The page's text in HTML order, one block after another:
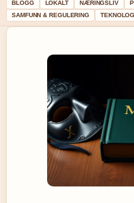
BLOGG LOKALT NÆRINGSLIV
SAMFUNN & REGULERING